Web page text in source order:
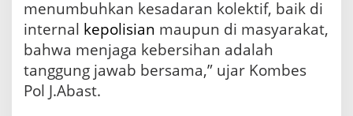
menumbuhkan kesadaran kolektif, baik di
internal kepolisian maupun di masyarakat,
bahwa menjaga kebersihan adalah
tanggung jawab bersama,” ujar Kombes
Pol J.Abast.